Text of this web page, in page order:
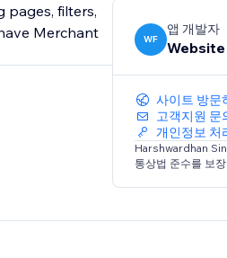
Merchant
WF
앱 개발자
사이트 방문
고객지원 문
개인정보 처
Harshwardhan
통상법 준수를 보